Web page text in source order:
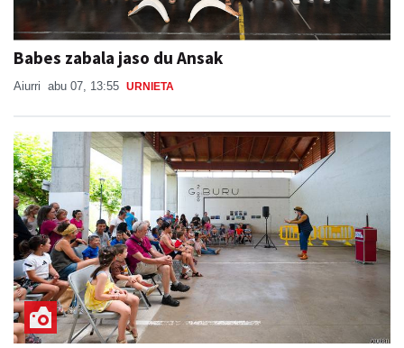
Babes zabala jaso du Ansak
Aiurri abu 07, 13:55 URNIETA